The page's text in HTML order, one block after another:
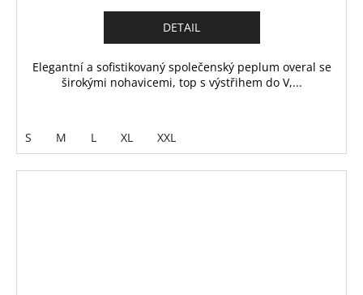
DETAIL
Elegantní a sofistikovaný společenský peplum overal se
širokými nohavicemi, top s výstřihem do V,...
S M L XL XXL